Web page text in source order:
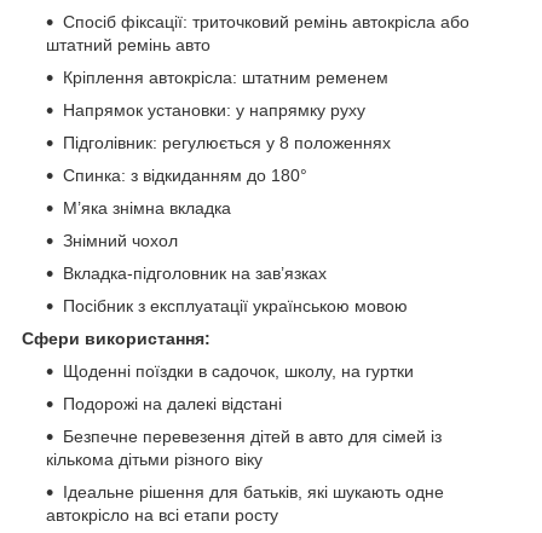
Спосіб фіксації: триточковий ремінь автокрісла або
штатний ремінь авто
Кріплення автокрісла: штатним ременем
Напрямок установки: у напрямку руху
Підголівник: регулюється у 8 положеннях
Спинка: з відкиданням до 180°
М’яка знімна вкладка
Знімний чохол
Вкладка-підголовник на зав’язках
Посібник з експлуатації українською мовою
Сфери використання:
Щоденні поїздки в садочок, школу, на гуртки
Подорожі на далекі відстані
Безпечне перевезення дітей в авто для сімей із
кількома дітьми різного віку
Ідеальне рішення для батьків, які шукають одне
автокрісло на всі етапи росту